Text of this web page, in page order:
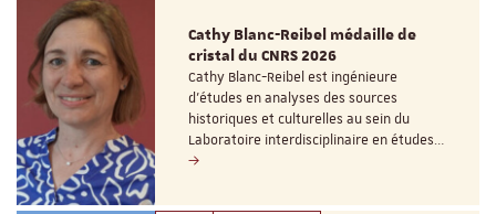
Cathy Blanc-Reibel médaille de
cristal du CNRS 2026
Cathy Blanc-Reibel est ingénieure
d’études en analyses des sources
historiques et culturelles au sein du
Laboratoire interdisciplinaire en études…